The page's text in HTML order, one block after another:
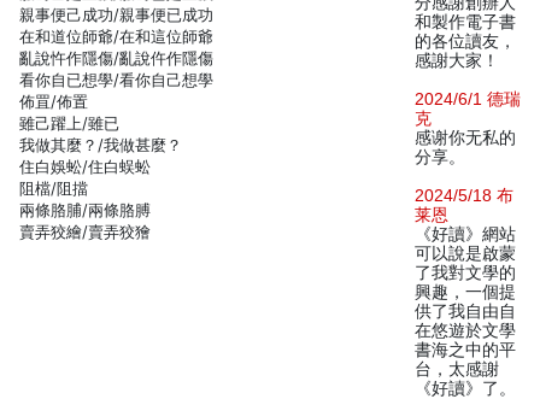
親事便己成功/親事便已成功
在和道位師爺/在和這位師爺
亂說忤作隱傷/亂說仵作隱傷
看你自已想學/看你自己想學
佈罝/佈置
雖己躍上/雖已
我做其麼？/我做甚麼？
住白娛蚣/住白蜈蚣
阻檔/阻擋
兩條胳脯/兩條胳膊
賣弄狡繪/賣弄狡獪
和製作電子書
的各位讀友，
感謝大家！
2024/6/1 德瑞
克
感谢你无私的
分享。
2024/5/18 布
莱恩
《好讀》網站
可以說是啟蒙
了我對文學的
興趣，一個提
供了我自由自
在悠遊於文學
書海之中的平
台，太感謝
《好讀》了。